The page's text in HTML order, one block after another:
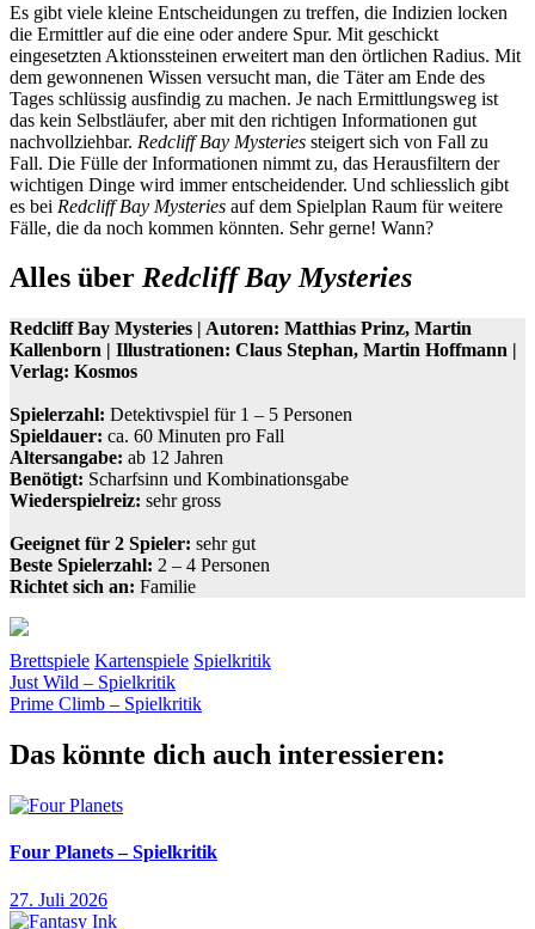
Es gibt viele kleine Entscheidungen zu treffen, die Indizien locken
die Ermittler auf die eine oder andere Spur. Mit geschickt
eingesetzten Aktionssteinen erweitert man den örtlichen Radius. Mit
dem gewonnenen Wissen versucht man, die Täter am Ende des
Tages schlüssig ausfindig zu machen. Je nach Ermittlungsweg ist
das kein Selbstläufer, aber mit den richtigen Informationen gut
nachvollziehbar. Redcliff Bay Mysteries steigert sich von Fall zu
Fall. Die Fülle der Informationen nimmt zu, das Herausfiltern der
wichtigen Dinge wird immer entscheidender. Und schliesslich gibt
es bei Redcliff Bay Mysteries auf dem Spielplan Raum für weitere
Fälle, die da noch kommen könnten. Sehr gerne! Wann?
Alles über Redcliff Bay Mysteries
Redcliff Bay Mysteries | Autoren: Matthias Prinz, Martin
Kallenborn | Illustrationen: Claus Stephan, Martin Hoffmann |
Verlag: Kosmos
Spielerzahl: Detektivspiel für 1 – 5 Personen
Spieldauer: ca. 60 Minuten pro Fall
Altersangabe: ab 12 Jahren
Benötigt: Scharfsinn und Kombinationsgabe
Wiederspielreiz: sehr gross
Geeignet für 2 Spieler: sehr gut
Beste Spielerzahl: 2 – 4 Personen
Richtet sich an: Familie
Brettspiele Kartenspiele Spielkritik
Detektive Detektivspiel
Beitragsnavigation
Vorheriger
Beitrag:
Just Wild – Spielkritik
Nächster
Prime Climb – Spielkritik
Das könnte dich auch interessieren:
Four Planets – Spielkritik
27. Juli 2026